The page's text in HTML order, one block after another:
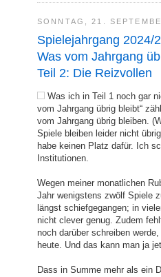
SONNTAG, 21.
Spielejahrgang 2024/
Was vom Jahrgang
Teil 2: Die Reizvollen
Was ich in Teil 1 noch gar
vom Jahrgang übrig bleibt“
vom Jahrgang übrig bleiben.
Spiele bleiben leider nicht
habe keinen Platz dafür. Ich
Institutionen.
Wegen meiner monatlichen
Jahr wenigstens zwölf Spiele
längst schiefgegangen; in
nicht clever genug. Zudem
noch darüber schreiben
heute. Und das kann man ja
Dass in Summe mehr als ein